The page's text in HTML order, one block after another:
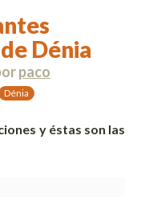
Dénia
paco
Dénia
y éstas son las